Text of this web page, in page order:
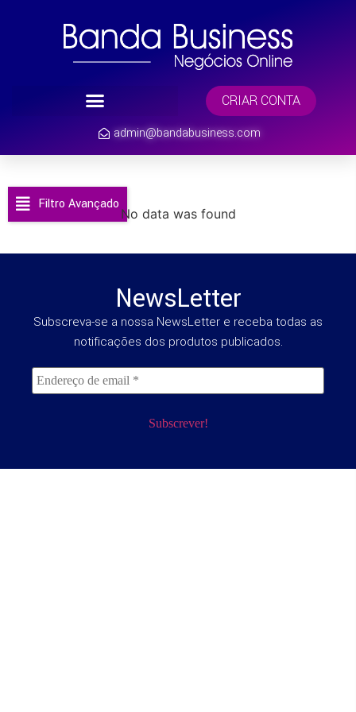
CRIAR CONTA
admin@bandabusiness.com
Filtro Avançado
No data was found
NewsLetter
Subscreva-se a nossa NewsLetter e receba todas as
notificações dos produtos publicados.